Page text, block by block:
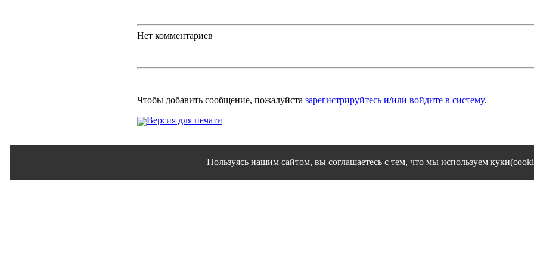
Нет комментариев
Чтобы добавить сообщение, пожалуйста зарегистрируйтесь и/или войдите в систему.
Версия для печати
Пользуясь нашим сайтом, вы соглашаетесь с тем, что мы используем